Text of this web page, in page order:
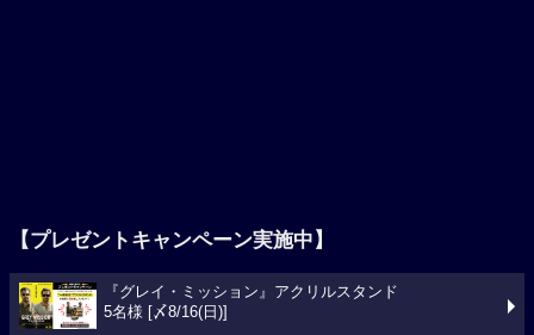
【プレゼントキャンペーン実施中】
『グレイ・ミッション』アクリルスタンド
5名様 [〆8/16(日)]